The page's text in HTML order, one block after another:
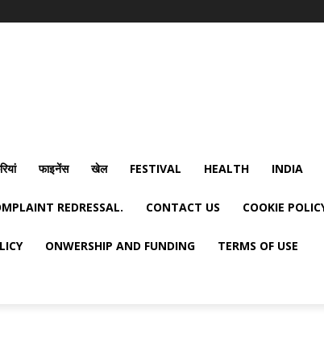
फाइनेंस खेल FESTIVAL HEALTH INDIA
REDRESSAL. CONTACT US COOKIE
ONWERSHIP AND FUNDING TERMS OF USE